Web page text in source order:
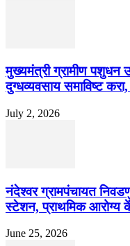
मुख्यमंत्री ग्रामीण पशुधन
दुग्धव्यवसाय समाविष्ट करा,
July 2, 2026
नंदेश्वर ग्रामपंचायत
स्टेशन, प्राथमिक आरोग्य
June 25, 2026